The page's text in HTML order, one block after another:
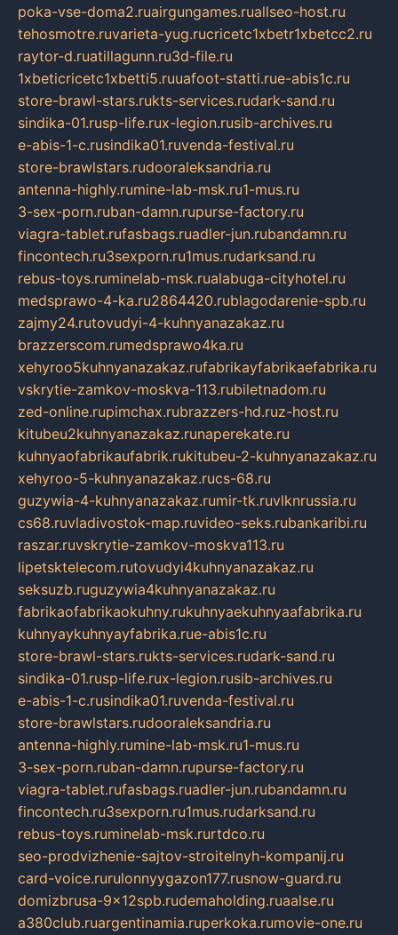
poka-vse-doma2.ruairgungames.ruallseo-host.ru
tehosmotre.ruvarieta-yug.rucricetc1xbetr1xbetcc2.ru
raytor-d.ruatillagunn.ru3d-file.ru
1xbeticricetc1xbetti5.ruuafoot-statti.rue-abis1c.ru
store-brawl-stars.rukts-services.rudark-sand.ru
sindika-01.rusp-life.rux-legion.rusib-archives.ru
e-abis-1-c.rusindika01.ruvenda-festival.ru
store-brawlstars.rudooraleksandria.ru
antenna-highly.rumine-lab-msk.ru1-mus.ru
3-sex-porn.ruban-damn.rupurse-factory.ru
viagra-tablet.rufasbags.ruadler-jun.rubandamn.ru
fincontech.ru3sexporn.ru1mus.rudarksand.ru
rebus-toys.ruminelab-msk.rualabuga-cityhotel.ru
medsprawo-4-ka.ru2864420.rublagodarenie-spb.ru
zajmy24.rutovudyi-4-kuhnyanazakaz.ru
brazzerscom.rumedsprawo4ka.ru
xehyroo5kuhnyanazakaz.rufabrikayfabrikaefabrika.ru
vskrytie-zamkov-moskva-113.rubiletnadom.ru
zed-online.rupimchax.rubrazzers-hd.ruz-host.ru
kitubeu2kuhnyanazakaz.runaperekate.ru
kuhnyaofabrikaufabrik.rukitubeu-2-kuhnyanazakaz.ru
xehyroo-5-kuhnyanazakaz.rucs-68.ru
guzywia-4-kuhnyanazakaz.rumir-tk.ruvlknrussia.ru
cs68.ruvladivostok-map.ruvideo-seks.rubankaribi.ru
raszar.ruvskrytie-zamkov-moskva113.ru
lipetsktelecom.rutovudyi4kuhnyanazakaz.ru
seksuzb.ruguzywia4kuhnyanazakaz.ru
fabrikaofabrikaokuhny.rukuhnyaekuhnyaafabrika.ru
kuhnyaykuhnyayfabrika.rue-abis1c.ru
store-brawl-stars.rukts-services.rudark-sand.ru
sindika-01.rusp-life.rux-legion.rusib-archives.ru
e-abis-1-c.rusindika01.ruvenda-festival.ru
store-brawlstars.rudooraleksandria.ru
antenna-highly.rumine-lab-msk.ru1-mus.ru
3-sex-porn.ruban-damn.rupurse-factory.ru
viagra-tablet.rufasbags.ruadler-jun.rubandamn.ru
fincontech.ru3sexporn.ru1mus.rudarksand.ru
rebus-toys.ruminelab-msk.rurtdco.ru
seo-prodvizhenie-sajtov-stroitelnyh-kompanij.ru
card-voice.rurulonnyygazon177.rusnow-guard.ru
domizbrusa-9x12spb.rudemaholding.ruaalse.ru
a380club.ruargentinamia.ruperkoka.rumovie-one.ru